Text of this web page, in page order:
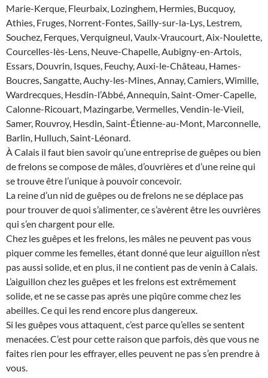
Marie-Kerque, Fleurbaix, Lozinghem, Hermies, Bucquoy,
Athies, Fruges, Norrent-Fontes, Sailly-sur-la-Lys, Lestrem,
Souchez, Ferques, Verquigneul, Vaulx-Vraucourt, Aix-Noulette,
Courcelles-lès-Lens, Neuve-Chapelle, Aubigny-en-Artois,
Essars, Douvrin, Isques, Feuchy, Auxi-le-Château, Hames-
Boucres, Sangatte, Auchy-les-Mines, Annay, Camiers, Wimille,
Wardrecques, Hesdin-l’Abbé, Annequin, Saint-Omer-Capelle,
Calonne-Ricouart, Mazingarbe, Vermelles, Vendin-le-Vieil,
Samer, Rouvroy, Hesdin, Saint-Étienne-au-Mont, Marconnelle,
Barlin, Hulluch, Saint-Léonard.
À Calais il faut bien savoir qu’une entreprise de guêpes ou bien
de frelons se compose de mâles, d’ouvrières et d’une reine qui
se trouve être l’unique à pouvoir concevoir.
La reine d’un nid de guêpes ou de frelons ne se déplace pas
pour trouver de quoi s’alimenter, ce s’avèrent être les ouvrières
qui s’en chargent pour elle.
Chez les guêpes et les frelons, les mâles ne peuvent pas vous
piquer comme les femelles, étant donné que leur aiguillon n’est
pas aussi solide, et en plus, il ne contient pas de venin à Calais.
L’aiguillon chez les guêpes et les frelons est extrêmement
solide, et ne se casse pas après une piqûre comme chez les
abeilles. Ce qui les rend encore plus dangereux.
Si les guêpes vous attaquent, c’est parce qu’elles se sentent
menacées. C’est pour cette raison que parfois, dès que vous ne
faites rien pour les effrayer, elles peuvent ne pas s’en prendre à
vous.